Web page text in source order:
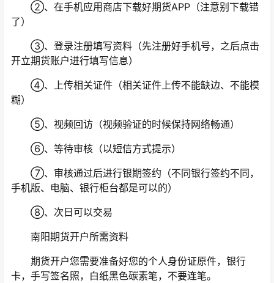
②、在手机应用商店下载好期货APP（注意别下载错
了）
③、登录注册填写资料（先注册好手机号，之后点击
开立期货账户进行填写信息）
④、上传相关证件（相关证件上传不能缺边、不能模
糊）
⑤、视频回访（视频验证的时候保持网络畅通）
⑥、等待审核（以短信方式提示）
⑦、审核通过后进行银期签约（不同银行签约不同，
手机版、电脑、银行柜台都是可以的）
⑧、次日可以交易
南阳期货开户所需资料
期货开户您需要准备好您的个人身份证原件，银行
卡，手写签名照，白纸黑色碳素笔，不要连笔。